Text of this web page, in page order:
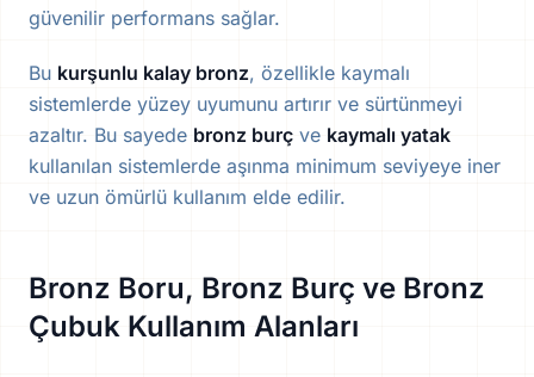
güvenilir performans sağlar.
Bu kurşunlu kalay bronz, özellikle kaymalı
sistemlerde yüzey uyumunu artırır ve sürtünmeyi
azaltır. Bu sayede bronz burç ve kaymalı yatak
kullanılan sistemlerde aşınma minimum seviyeye iner
ve uzun ömürlü kullanım elde edilir.
Bronz Boru, Bronz Burç ve Bronz
Çubuk Kullanım Alanları